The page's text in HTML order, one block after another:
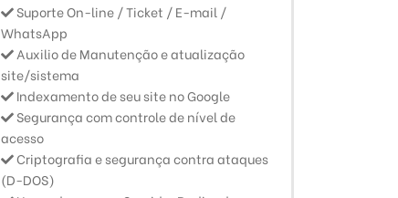
Suporte On-line / Ticket / E-mail /
WhatsApp
Auxilio de Manutenção e atualização
site/sistema
Indexamento de seu site no Google
Segurança com controle de nível de
acesso
Criptografia e segurança contra ataques
(D-DOS)